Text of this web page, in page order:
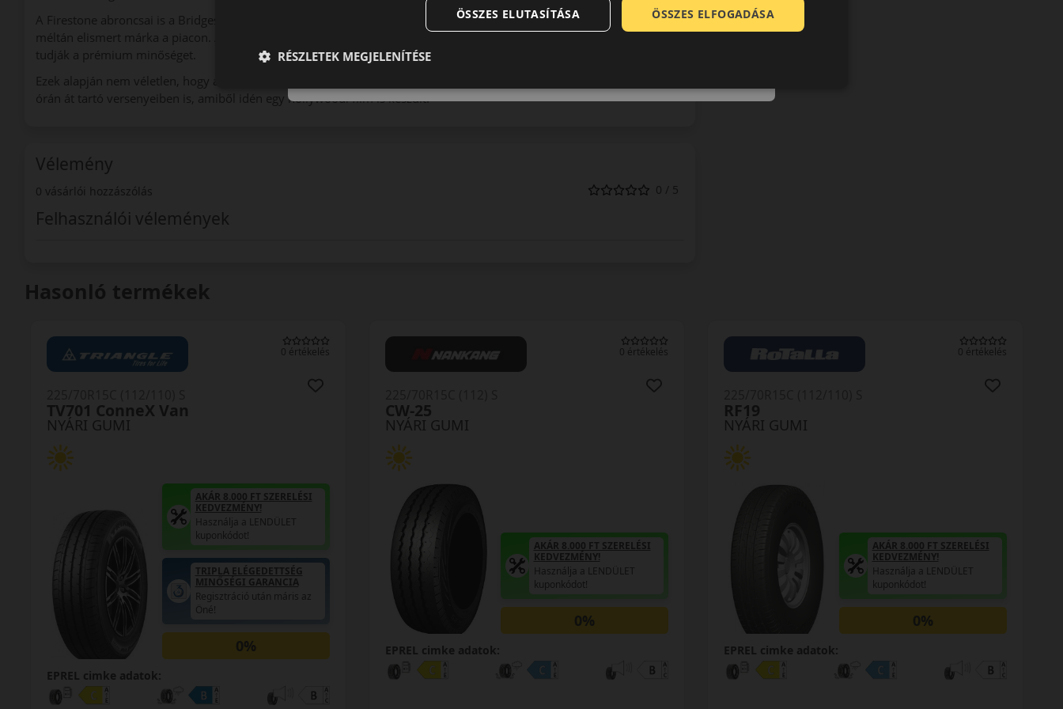
A Firestone abroncsai is a Bridgestone által nyújtott magas minőséget sugallják, ennek köszönhetően a Firestone is
méltán elismert márka a piacon. Abroncsaik a közép- és felső árkategóriába tartoznak, amellyel szintén biztosítani
tudják a prémium minőséget.
Ezek alapján nem véletlen, hogy a nagy múltú amerikai cég rengeteg versenyben feltűnt, mint például a Le Mans 24
órán át tartó versenyeiben is, amiből idén egy hollywoodi film is készült.
Vélemény
0 vásárlói hozzászólás 0 / 5
Felhasználói vélemények
Hasonló termékek
GUMI
ConneX Van
AKÁR 8.000 FT SZERELÉSI
KEDVEZMÉNY!
Használja a LENDÜLET
kuponkódot!
TRIPLA ELÉGEDETTSÉG
MINŐSÉGI GARANCIA
Regisztráció után máris az
Öné!
cimke adatok:
NYÁRI GUMI
AKÁR 8.000 FT SZERELÉSI
KEDVEZMÉNY!
Használja a LENDÜLET
kuponkódot!
EPREL cimke adatok:
NYÁRI GUMI
AKÁR 8.000 FT SZERELÉSI
KEDVEZMÉNY!
Használja a LENDÜLET
kuponkódot!
EPREL cimke adatok:
ÖSSZES ELFOGADÁSA
ÖSSZES ELUTASÍTÁSA
RÉSZLETEK MEGJELENÍTÉSE